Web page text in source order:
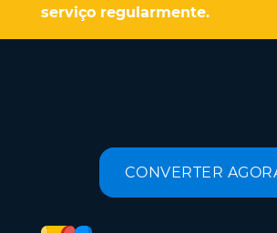
serviço regularmente.
CONVERTER